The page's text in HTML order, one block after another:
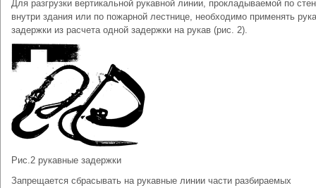
Для разгрузки вертикальной рукавной линии, прокладываемой по
внутри здания или по пожарной лестнице, необходимо применять
задержки из расчета одной задержки на рукав (рис. 2).
Рис.2 рукавные задержки
Запрещается сбрасывать на рукавные линии части разбираемых